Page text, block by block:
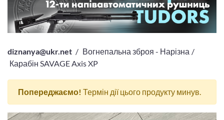
diznanya@ukr.net
Вогнепальна зброя - Нарізна
Карабін SAVAGE Axis XP
Попереджаємо! Термін дії цього продукту минув.